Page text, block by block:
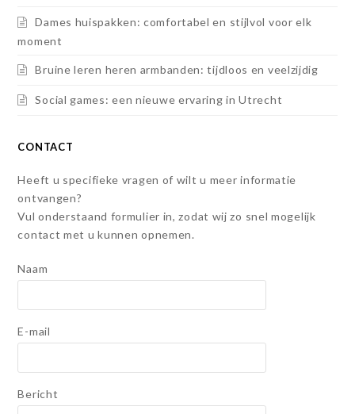
Dames huispakken: comfortabel en stijlvol voor elk
moment
Bruine leren heren armbanden: tijdloos en veelzijdig
Social games: een nieuwe ervaring in Utrecht
CONTACT
Heeft u specifieke vragen of wilt u meer informatie
ontvangen?
Vul onderstaand formulier in, zodat wij zo snel mogelijk
contact met u kunnen opnemen.
Naam
E-mail
Bericht